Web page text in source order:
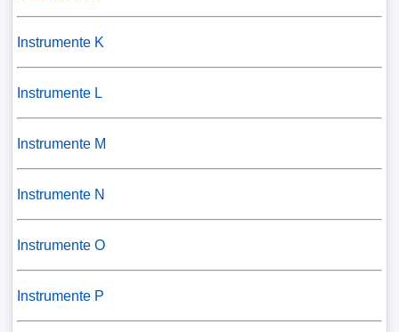
Instrumente K
Instrumente L
Instrumente M
Instrumente N
Instrumente O
Instrumente P